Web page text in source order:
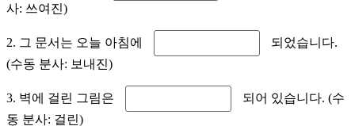
사: 쓰여진)
2. 그 문서는 오늘 아침에
되었습니다.
(수동 분사: 보내진)
3. 벽에 걸린 그림은
되어 있습니다. (수
동 분사: 걸린)